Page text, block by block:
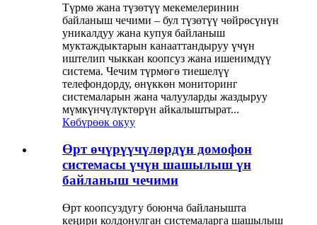
Түрмө жана түзөтүү мекемелеринин
байланыш чечими – бул түзөтүү чөйрөсүнүн
уникалдуу жана купуя байланыш
муктаждыктарын канааттандыруу үчүн
иштелип чыккан коопсуз жана ишенимдүү
система. Чечим түрмөгө тиешелүү
телефондорду, өнүккөн мониторинг
системаларын жана чалууларды жаздыруу
мүмкүнчүлүктөрүн айкалыштырат...
Көбүрөөк окуу
Өрт өчүрүүчүлөрдүн домофон
системасы үчүн шашылыш үн
байланыш чечими
Өрт коопсуздугу боюнча байланышта
кеңири колдонулган системаларга шашылыш